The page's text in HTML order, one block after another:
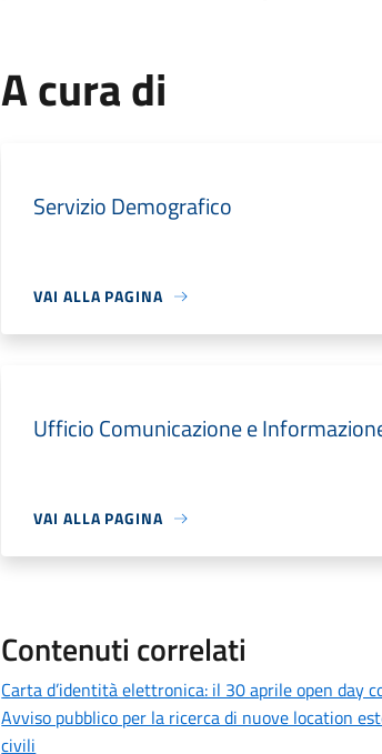
A cura di
Servizio Demografico
VAI ALLA PAGINA
Ufficio Comunicazione e
VAI ALLA PAGINA
Contenuti correlati
Carta d’identità elettronica: il 30 aprile open day
Avviso pubblico per la ricerca di nuove location
civili